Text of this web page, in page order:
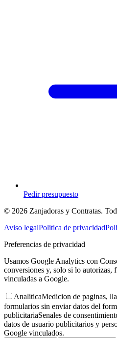
Pedir presupuesto
© 2026 Zanjadoras y Contratas.
Aviso legalPolitica de privacidad
Preferencias de privacidad
Usamos Google Analytics con
conversiones y, solo si lo autorizas,
vinculadas a Google.
AnaliticaMedicion de paginas,
formularios sin enviar datos del
publicitariaSenales de
datos de usuario publicitarios y
Google vinculados.